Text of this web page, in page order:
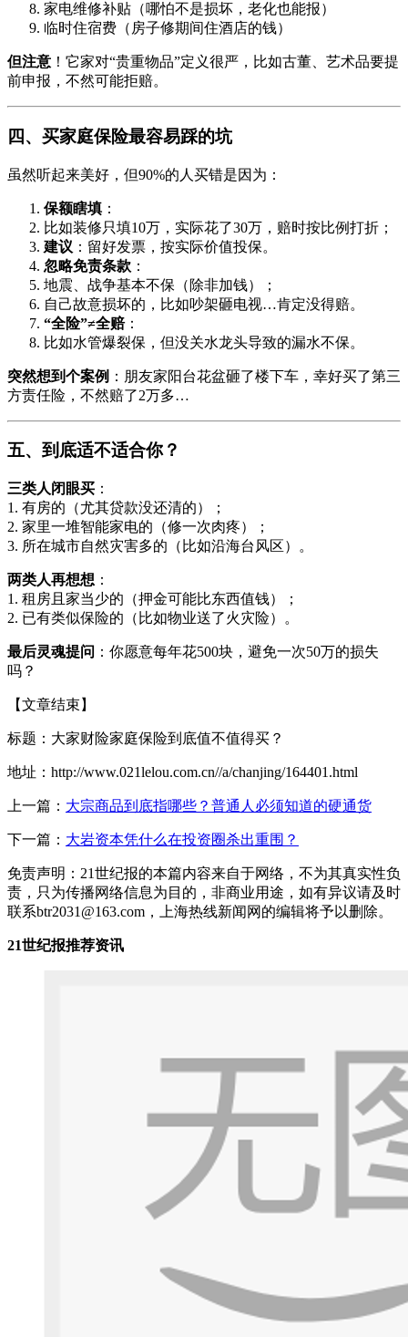
家电维修补贴（哪怕不是损坏，老化也能报）
临时住宿费（房子修期间住酒店的钱）
但注意 ！它家对“贵重物品”定义很严，比如古董、艺术品要提
前申报，不然可能拒赔。
四、买家庭保险最容易踩的坑
虽然听起来美好，但90%的人买错是因为：
保额瞎填 ：
比如装修只填10万，实际花了30万，赔时按比例打折；
建议 ：留好发票，按实际价值投保。
忽略免责条款 ：
地震、战争基本不保（除非加钱）；
自己故意损坏的，比如吵架砸电视…肯定没得赔。
“全险”≠全赔：
比如水管爆裂保，但没关水龙头导致的漏水不保。
突然想到个案例 ：朋友家阳台花盆砸了楼下车，幸好买了第三
方责任险，不然赔了2万多…
五、到底适不适合你？
三类人闭眼买 ：
1. 有房的（尤其贷款没还清的）；
2. 家里一堆智能家电的（修一次肉疼）；
3. 所在城市自然灾害多的（比如沿海台风区）。
两类人再想想 ：
1. 租房且家当少的（押金可能比东西值钱）；
2. 已有类似保险的（比如物业送了火灾险）。
最后灵魂提问 ：你愿意每年花500块，避免一次50万的损失
吗？
【文章结束】
标题：大家财险家庭保险到底值不值得买？
地址：http://www.021lelou.com.cn//a/chanjing/164401.html
上一篇： 大宗商品到底指哪些？普通人必须知道的硬通货
下一篇： 大岩资本凭什么在投资圈杀出重围？
免责声明：21世纪报的本篇内容来自于网络，不为其真实性负
责，只为传播网络信息为目的，非商业用途，如有异议请及时
联系btr2031@163.com，上海热线新闻网的编辑将予以删除。
21世纪报推荐资讯